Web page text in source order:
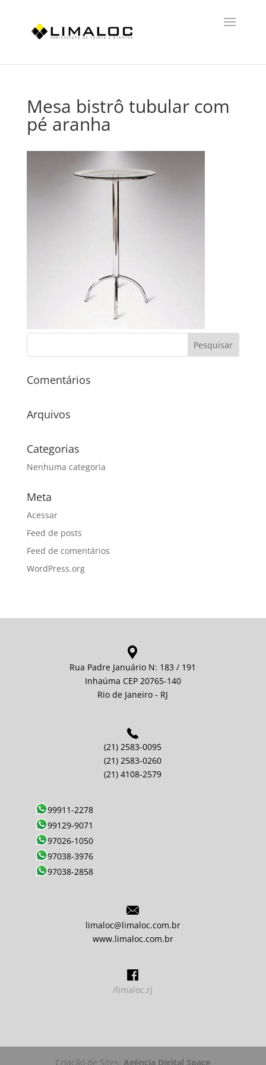
Mesa bistrô tubular com
pé aranha
Comentários
Arquivos
Categorias
Nenhuma categoria
Meta
Acessar
Feed de posts
Feed de comentários
WordPress.org
Rua Padre Januário N: 183 / 191
Inhaúma CEP 20765-140
Rio de Janeiro - RJ
(21) 2583-0095
(21) 2583-0260
(21) 4108-2579
99911-2278
99129-9071
97026-1050
97038-3976
97038-2858
limaloc@limaloc.com.br
www.limaloc.com.br
/limaloc.rj
Criação de Sites: Agência Digital Space